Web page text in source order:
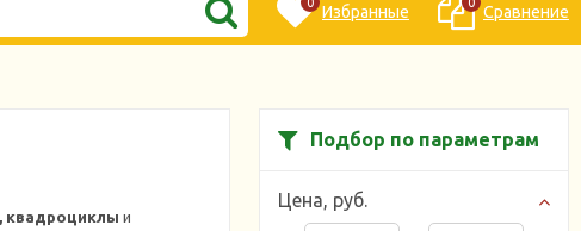
Избранные Сравнение
Подбор по параметрам
Цена, руб.
квадроциклы и